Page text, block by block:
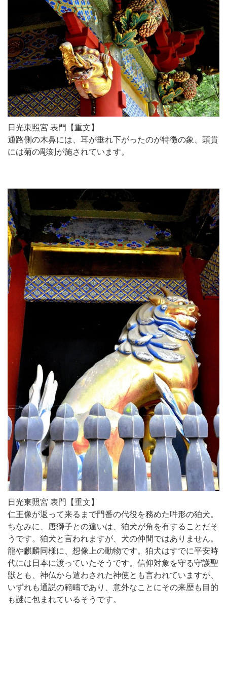
日光東照宮 表門【重文】
通路側の木鼻には、耳が垂れ下がったのが特徴の象、頭貫
には菊の彫刻が施されています。
日光東照宮 表門【重文】
仁王像が返って来るまで門番の代役を務めた吽形の狛犬。
ちなみに、唐獅子との違いは、狛犬が角を有することだそ
うです。狛犬と言われますが、犬の仲間ではありません。
龍や麒麟同様に、想像上の動物です。狛犬はすでに平安時
代には日本に渡っていたそうです。信仰対象を守る守護聖
獣とも、神仏から遣わされた神使とも言われていますが、
いずれも通説の範疇であり、意外なことにその来歴も目的
も謎に包まれているそうです。